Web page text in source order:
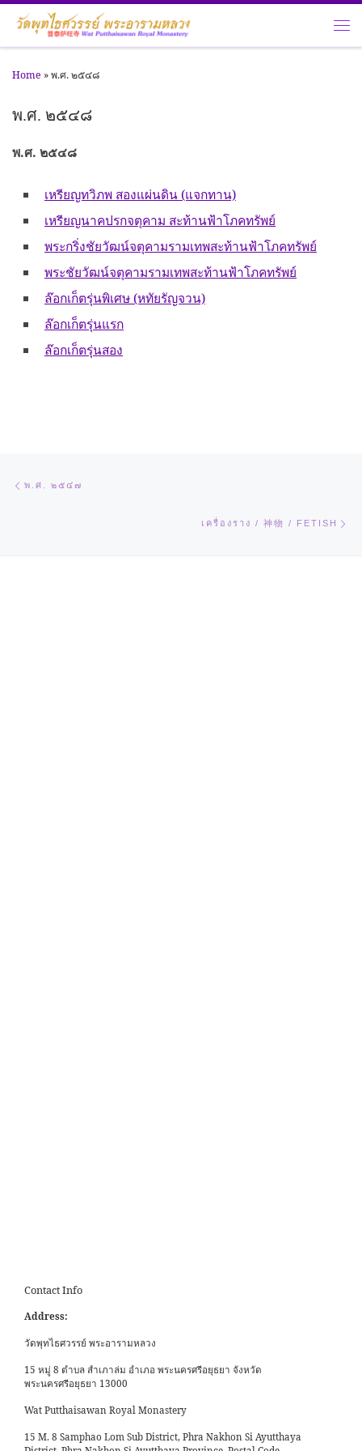
Skip to content
Home »พ.ศ. ๒๕๔๘
พ.ศ. ๒๕๔๘
พ.ศ. ๒๕๔๘
เหรียญทวิภพ สองแผ่นดิน (แจกทาน)
เหรียญนาคปรกจตุคาม สะท้านฟ้าโภคทรัพย์
พระกริ่งชัยวัฒน์จตุคามรามเทพสะท้านฟ้าโภคทรัพย์
พระชัยวัฒน์จตุคามรามเทพสะท้านฟ้าโภคทรัพย์
ล๊อกเก็ตรุ่นพิเศษ (หทัยรัญจวน)
ล๊อกเก็ตรุ่นแรก
ล๊อกเก็ตรุ่นสอง
พ.ศ. ๒๕๔๗
เครื่องราง / 神物 / FETISH
Contact Info
Address:
วัดพุทไธศวรรย์ พระอารามหลวง
15 หมู่ 8 ตำบล สำเภาล่ม อำเภอ พระนครศรีอยุธยา จังหวัด
พระนครศรีอยุธยา 13000
Wat Putthaisawan Royal Monastery
15 M. 8 Samphao Lom Sub District, Phra Nakhon Si Ayutthaya